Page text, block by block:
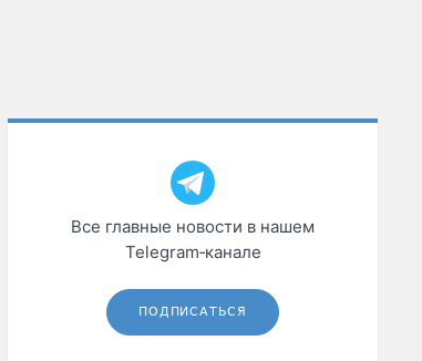
Все главные новости в нашем
Telegram‑канале
ПОДПИСАТЬСЯ